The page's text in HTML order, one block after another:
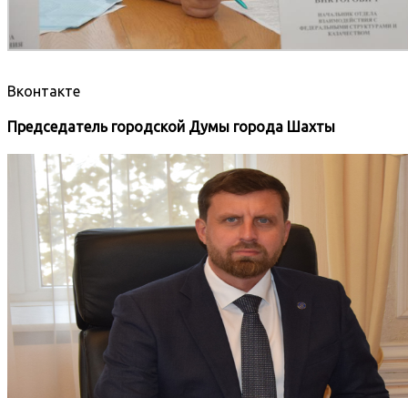
Вконтакте
Председатель городской Думы города Шахты